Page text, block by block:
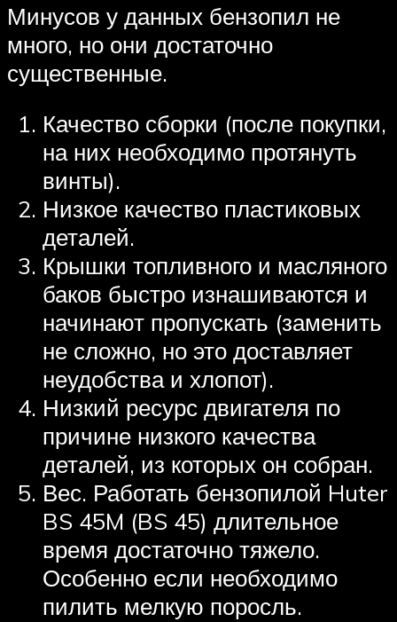
Минусов у данных бензопил не
много, но они достаточно
существенные.
Качество сборки (после покупки,
на них необходимо протянуть
винты).
Низкое качество пластиковых
деталей.
Крышки топливного и масляного
баков быстро изнашиваются и
начинают пропускать (заменить
не сложно, но это доставляет
неудобства и хлопот).
Низкий ресурс двигателя по
причине низкого качества
деталей, из которых он собран.
Вес. Работать бензопилой Huter
BS 45M (BS 45) длительное
время достаточно тяжело.
Особенно если необходимо
пилить мелкую поросль.